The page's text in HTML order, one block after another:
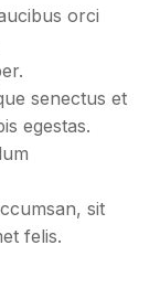
orci
senectus et
egestas.
sit
felis.